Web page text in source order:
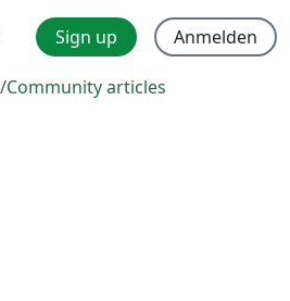
Sign up Anmelden
/Community articles